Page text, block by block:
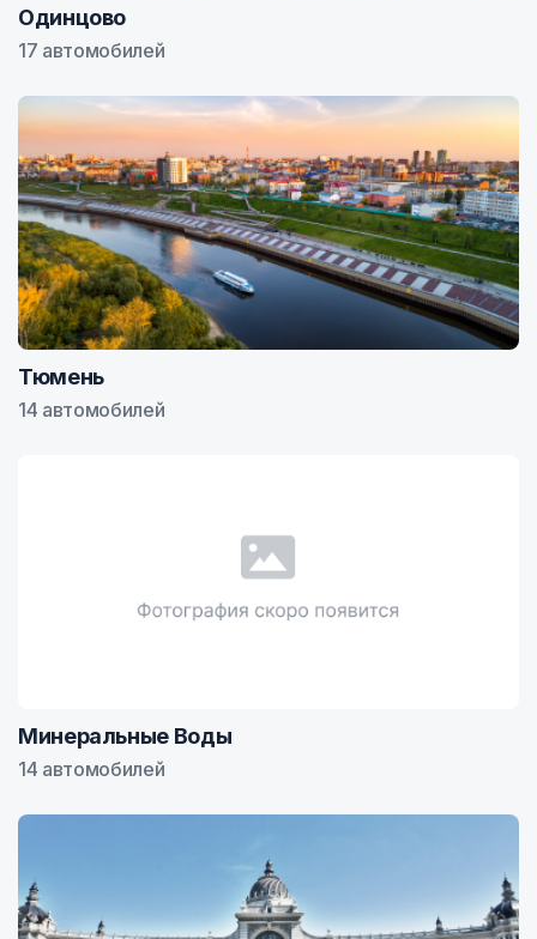
Одинцово
17 автомобилей
Тюмень
14 автомобилей
Минеральные Воды
14 автомобилей